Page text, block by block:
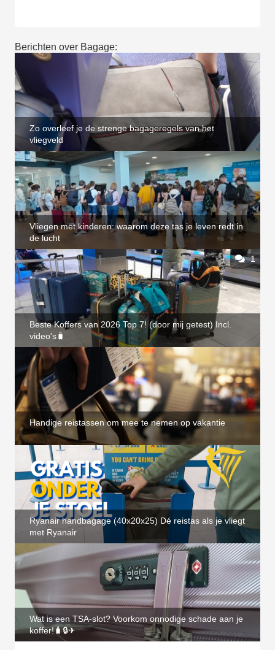
Berichten over Bagage:
Zo overleef je de strenge bagageregels van het
vliegveld
Vliegen met kinderen: waarom deze tas je leven redt in
de lucht
1
Beste Koffers van 2026 Top 7! (door mij getest) Incl.
video's🧳
Handige reistassen om mee te nemen op vakantie
Ryanair handbagage (40x20x25) Dé reistas als je vliegt
met Ryanair
Wat is een TSA-slot? Voorkom onnodige schade aan je
koffer!🧳🔒✈